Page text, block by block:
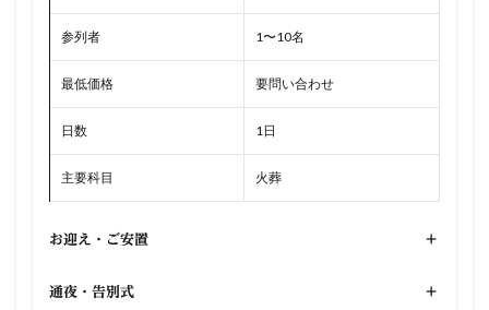
参列者 1〜10名
最低価格 要問い合わせ
日数 1日
主要科目 火葬
お迎え・ご安置 +
通夜・告別式 +